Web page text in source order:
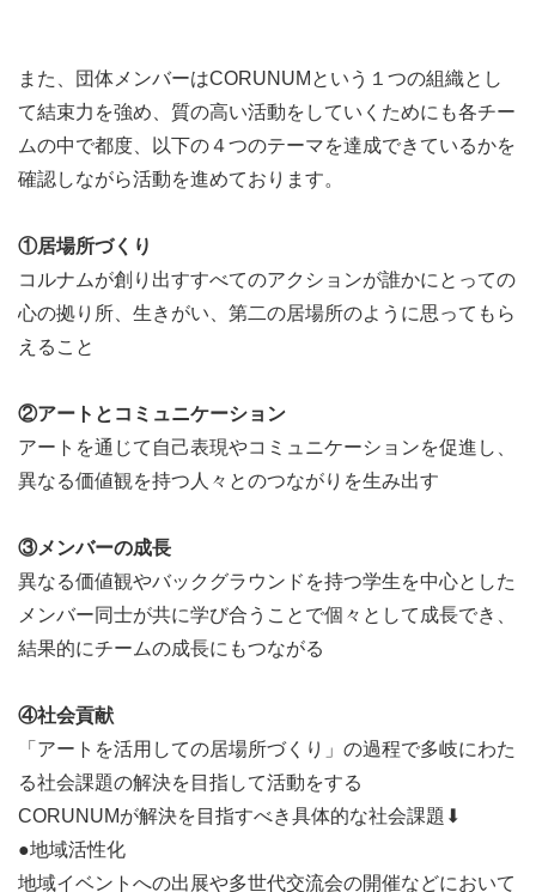
suzuriやBASEでCORUNUMのオリジナルグッズ
を販売しているチーム
〇プロダクトデザイン事業
CORUNUMのオリジナルグッズを考案している
また企業の依頼を受けて商品のパッケージデザイ
ンを行ったりします。
〇展覧会事業
東京都内での展覧会を企画し、開催しているチー
また、団体メンバーはCORUNUMという１つの組織とし
て結束力を強め、質の高い活動をしていくためにも各チー
ムの中で都度、以下の４つのテーマを達成できているかを
確認しながら活動を進めております。
①居場所づくり
コルナムが創り出すすべてのアクションが誰かにとっての
心の拠り所、生きがい、第二の居場所のように思ってもら
えること
②アートとコミュニケーション
アートを通じて自己表現やコミュニケーションを促進し、
異なる価値観を持つ人々とのつながりを生み出す
③メンバーの成長
異なる価値観やバックグラウンドを持つ学生を中心とした
メンバー同士が共に学び合うことで個々として成長でき、
結果的にチームの成長にもつながる
④社会貢献
「アートを活用しての居場所づくり」の過程で多岐にわた
る社会課題の解決を目指して活動をする
CORUNUMが解決を目指すべき具体的な社会課題⬇
●地域活性化
地域イベントへの出展や多世代交流会の開催などにおいて